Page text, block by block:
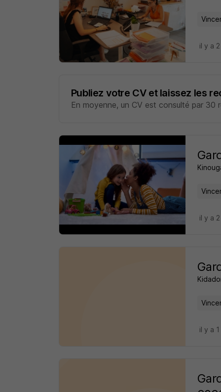
il y a
Publiez votre CV et laissez les
En moyenne, un CV est consulté par 30
il y a
il y a